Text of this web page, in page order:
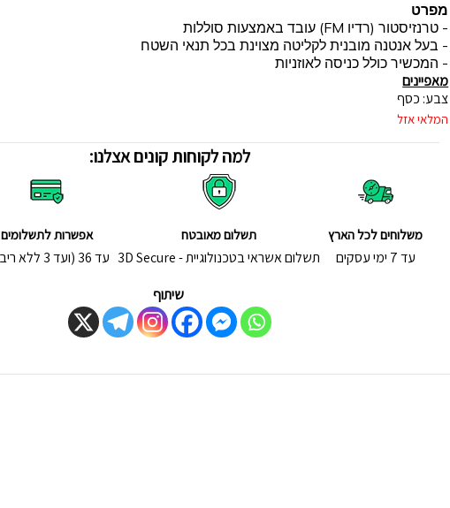
מפרט
- טרנזיסטור (רדיו FM) עובד באמצעות סוללות
- בעל אנטנה מובנית לקליטה מצוינת בכל תנאי השטח
- המכשיר כולל כניסה לאוזניות
מאפיינים
צבע: כסף
המלאי אזל
למה לקוחות קונים אצלנו:
משלוחים לכל הארץ
עד 7 ימי עסקים
תשלום מאובטח
תשלום אשראי בטכנולוגיית - 3D Secure
אפשרות לתשלומים
עד 36 (ועד 3 ללא ריבית)
שיתוף